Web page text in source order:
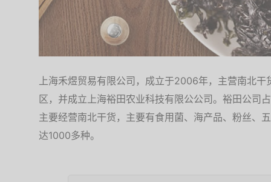
上海禾煜贸易有限公司，成立于2006年，主营南北
区，并成立上海裕田农业科技有限公公司。裕田公司
主要经营南北干货，主要有食用菌、海产品、粉丝、
达1000多种。